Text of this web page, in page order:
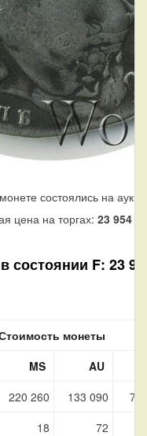
состоялись на
цена на торгах: 23 954
F: 23
монеты
MS AU
220 260 133 090
79
18 72